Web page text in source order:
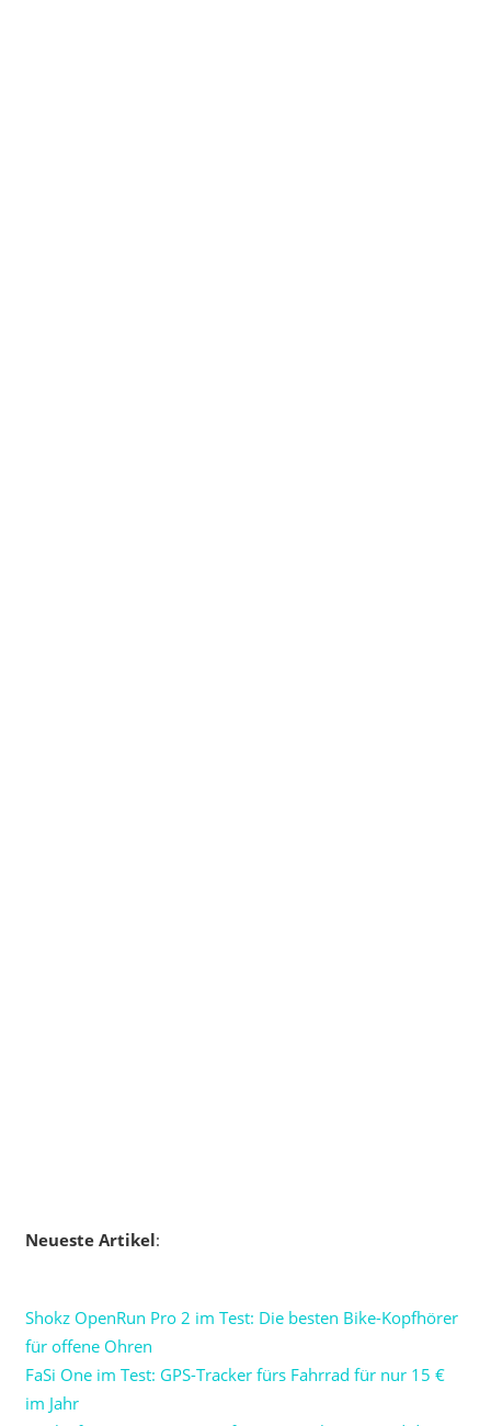
Neueste Artikel:
Shokz OpenRun Pro 2 im Test: Die besten Bike-Kopfhörer
für offene Ohren
FaSi One im Test: GPS-Tracker fürs Fahrrad für nur 15 €
im Jahr